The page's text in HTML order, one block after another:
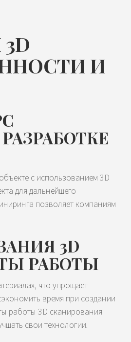
И
с использованием 3D
для дальнейшего
позволяет компаниям
3D
РАБОТЫ
что упрощает
время при создании
работы 3D сканирования
свои технологии.